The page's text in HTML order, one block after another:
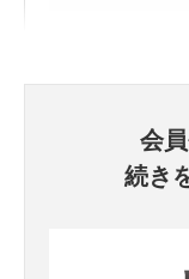
会
続き